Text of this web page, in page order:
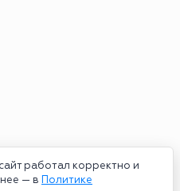
работал корректно и
— в Политике